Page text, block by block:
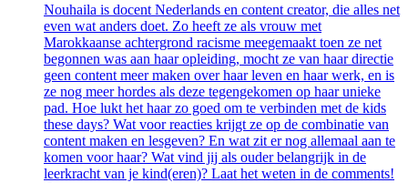
Nouhaila is docent Nederlands en content creator, die alles net
even wat anders doet. Zo heeft ze als vrouw met
Marokkaanse achtergrond racisme meegemaakt toen ze net
begonnen was aan haar opleiding, mocht ze van haar directie
geen content meer maken over haar leven en haar werk, en is
ze nog meer hordes als deze tegengekomen op haar unieke
pad. Hoe lukt het haar zo goed om te verbinden met de kids
these days? Wat voor reacties krijgt ze op de combinatie van
content maken en lesgeven? En wat zit er nog allemaal aan te
komen voor haar? Wat vind jij als ouder belangrijk in de
leerkracht van je kind(eren)? Laat het weten in de comments!